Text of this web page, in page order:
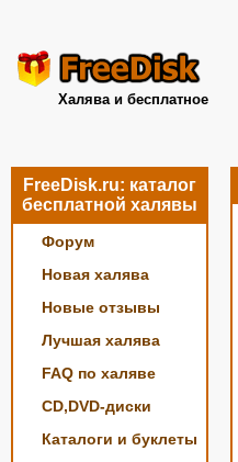
Халява и бесплатное
FreeDisk.ru: каталог
бесплатной халявы
Форум
Новая халява
Новые отзывы
Лучшая халява
FAQ по халяве
CD,DVD-диски
Каталоги и буклеты